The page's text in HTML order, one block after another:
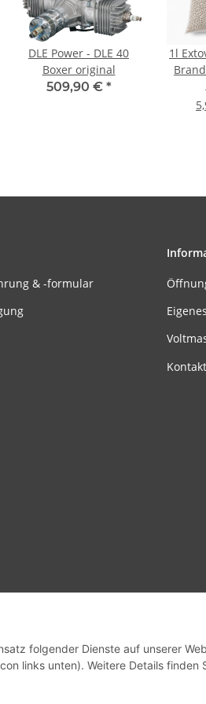
folgender Dienste auf unserer
links unten). Weitere Details finden
DLE Power - DLE 40
Boxer original
509,90 € *
1l
& -formular
Kontakt